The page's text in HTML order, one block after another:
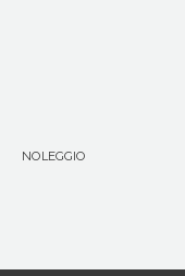
NOLEGGIO